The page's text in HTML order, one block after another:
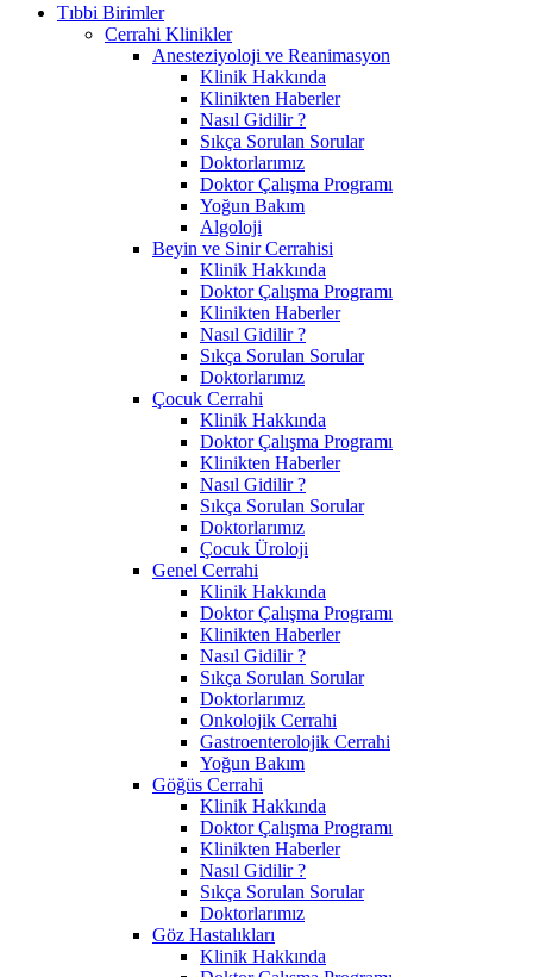
Tıbbi Birimler
Cerrahi Klinikler
Anesteziyoloji ve Reanimasyon
Klinik Hakkında
Klinikten Haberler
Nasıl Gidilir ?
Sıkça Sorulan Sorular
Doktorlarımız
Doktor Çalışma Programı
Yoğun Bakım
Algoloji
Beyin ve Sinir Cerrahisi
Klinik Hakkında
Doktor Çalışma Programı
Klinikten Haberler
Nasıl Gidilir ?
Sıkça Sorulan Sorular
Doktorlarımız
Çocuk Cerrahi
Klinik Hakkında
Doktor Çalışma Programı
Klinikten Haberler
Nasıl Gidilir ?
Sıkça Sorulan Sorular
Doktorlarımız
Çocuk Üroloji
Genel Cerrahi
Klinik Hakkında
Doktor Çalışma Programı
Klinikten Haberler
Nasıl Gidilir ?
Sıkça Sorulan Sorular
Doktorlarımız
Onkolojik Cerrahi
Gastroenterolojik Cerrahi
Yoğun Bakım
Göğüs Cerrahi
Klinik Hakkında
Doktor Çalışma Programı
Klinikten Haberler
Nasıl Gidilir ?
Sıkça Sorulan Sorular
Doktorlarımız
Göz Hastalıkları
Klinik Hakkında